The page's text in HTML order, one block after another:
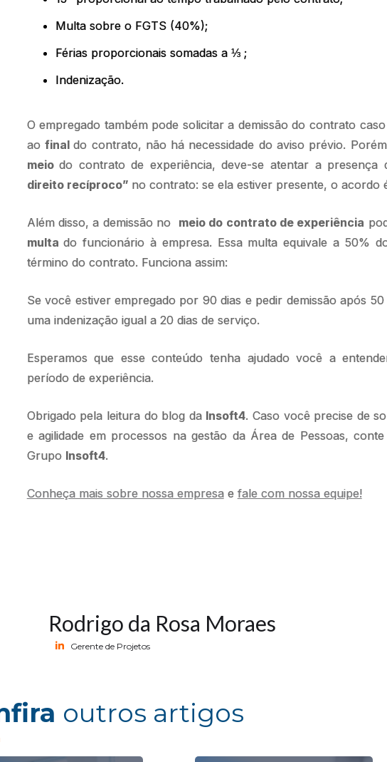
Multa sobre o FGTS (40%);
Férias proporcionais somadas a ⅓ ;
Indenização.
O empregado também pode solicitar a demissão do contrato
ao finaldo contrato, não há necessidade do aviso prévio.
meiodo contrato de experiência, deve-se atentar a presença
direito recíproco” no contrato: se ela estiver presente, o acordo
Além disso, a demissão no meio do contrato de experiência
multado funcionário à empresa. Essa multa equivale a 50%
término do contrato. Funciona assim:
Se você estiver empregado por 90 dias e pedir demissão após
uma indenização igual a 20 dias de serviço.
Esperamos que esse conteúdo tenha ajudado você a
período de experiência.
Obrigado pela leitura do blog da Insoft4. Caso você precise de
e agilidade em processos na gestão da Área de Pessoas,
Grupo Insoft4.
Conheça mais sobre nossa empresae fale com nossa equipe!
Rodrigo da Rosa Moraes
Gerente de Projetos
outros artigos